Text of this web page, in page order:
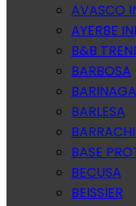
AVASCO
AYERBE
B&B
BARBOSA
BARLESA
BASE
BECUSA
BEISSIER